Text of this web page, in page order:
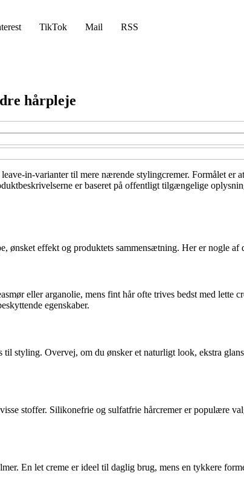
TikTok Mail RSS
hårpleje
in-varianter til mere nærende stylingcremer. Formålet er
er baseret på offentligt tilgængelige
ønsket effekt og produktets sammensætning. Her er nogle af
eller arganolie, mens fint hår ofte trives bedst med lette
egenskaber.
styling. Overvej, om du ønsker et naturligt look, ekstra
stoffer. Silikonefrie og sulfatfrie hårcremer er populære
En let creme er ideel til daglig brug, mens en tykkere